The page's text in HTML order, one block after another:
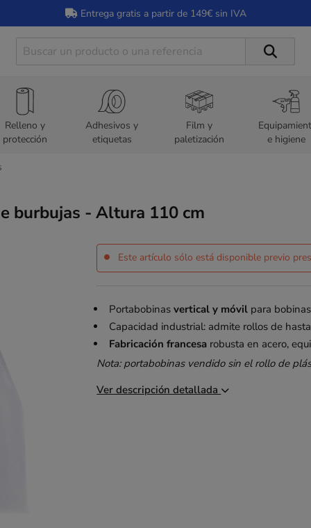
Entrega gratis a partir de 149€ sin IVA
Relleno y
protección
Adhesivos y
etiquetas
Film y
paletización
e higiene
burbujas - Altura 110 cm
Este artículo sólo está disponible previo
Portabobinas vertical y móvilpara
Capacidad industrial: admite rollos de
Fabricación francesarobusta en acero,
Nota: portabobinas vendido sin el rollo de
Ver descripción detallada